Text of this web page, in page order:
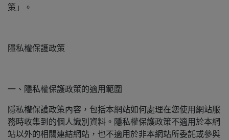
策」。
隱私權保護政策
一、隱私權保護政策的適用範圍
隱私權保護政策內容，包括本網站如何處理在您使用網站服
務時收集到的個人識別資料。隱私權保護政策不適用於本網
站以外的相關連結網站，也不適用於非本網站所委託或參與